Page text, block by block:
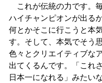
これが伝統の力です。
ハイチャンピオンが出る
何とかそこに行こうと本
す。そして、本気でそう
色々とクリエイティブな
出てくるんです。「これ
日本一になれる」みたい